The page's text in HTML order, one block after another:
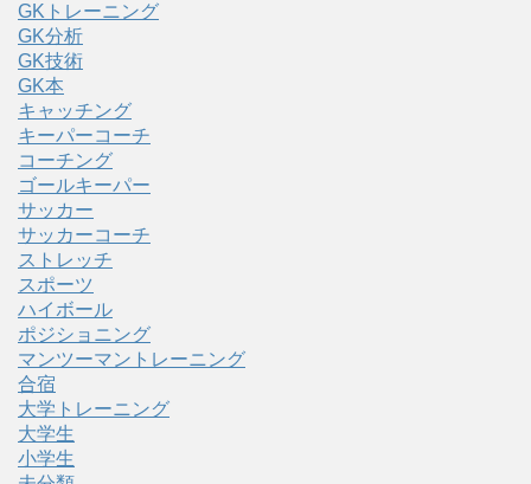
GKトレーニング
GK分析
GK技術
GK本
キャッチング
キーパーコーチ
コーチング
ゴールキーパー
サッカー
サッカーコーチ
ストレッチ
スポーツ
ハイボール
ポジショニング
マンツーマントレーニング
合宿
大学トレーニング
大学生
小学生